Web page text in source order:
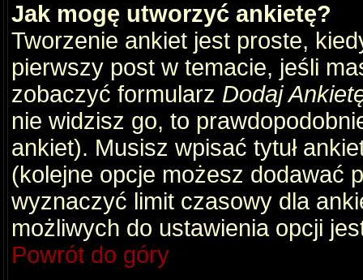
Jak mogę utworzyć ankietę?
Tworzenie ankiet jest proste,
pierwszy post w temacie, jeśli
zobaczyć formularz Dodaj
nie widzisz go, to
ankiet). Musisz wpisać tytuł
(kolejne opcje możesz dodawać
wyznaczyć limit czasowy dla
możliwych do ustawienia opcji
Powrót do góry